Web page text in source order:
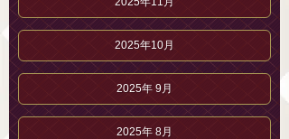
2025年10月
2025年 9月
2025年 8月